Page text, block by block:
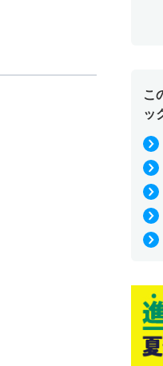
こ
ッ